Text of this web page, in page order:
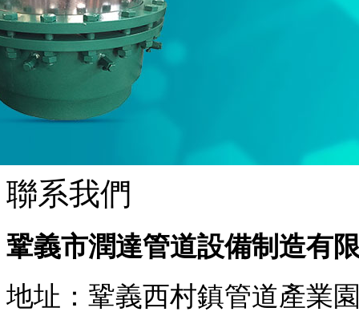
聯系我們
鞏義市潤達管道設備制造有
地址：鞏義西村鎮管道產業